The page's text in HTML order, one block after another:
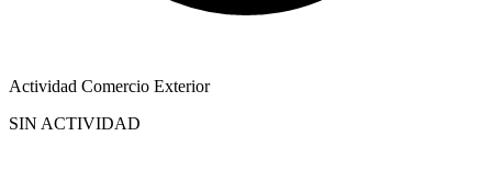
Actividad Comercio Exterior
SIN ACTIVIDAD